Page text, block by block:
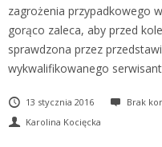
zagrożenia przypadkowego
gorąco zaleca, aby przed
sprawdzona przez
wykwalifikowanego
13 stycznia 2016 Brak
Karolina Kocięcka